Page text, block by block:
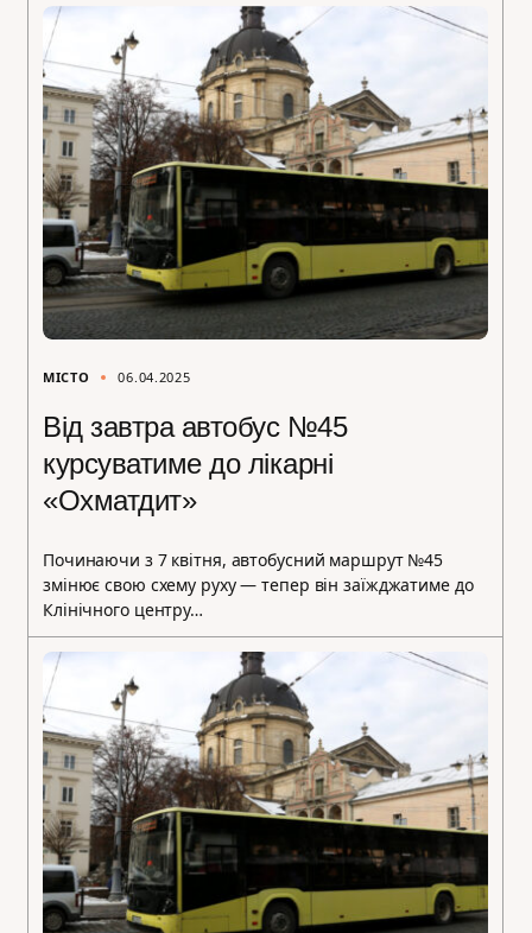
МІСТО 06.04.2025
Від завтра автобус №45
курсуватиме до лікарні
«Охматдит»
Починаючи з 7 квітня, автобусний маршрут №45
змінює свою схему руху — тепер він заїжджатиме до
Клінічного центру…